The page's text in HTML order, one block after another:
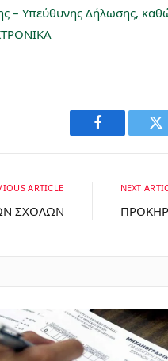
– Υπεύθυνης Δήλωσης,
Facebook
ARTICLE
ΣΧΟΛΩΝ
NEXT